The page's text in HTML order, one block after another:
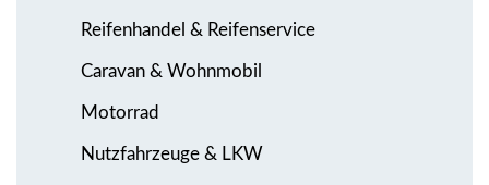
Reifenhandel & Reifenservice
Caravan & Wohnmobil
Motorrad
Nutzfahrzeuge & LKW